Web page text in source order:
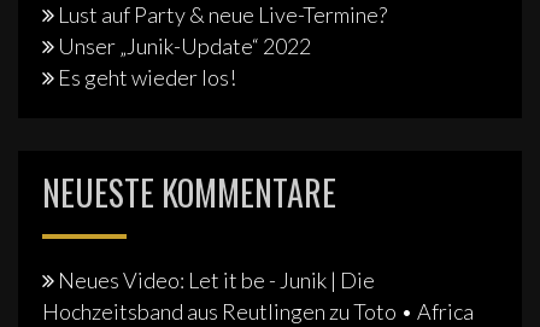
Lust auf Party & neue Live-Termine?
Unser „Junik-Update“ 2022
Es geht wieder los!
NEUESTE KOMMENTARE
Neues Video: Let it be - Junik | Die
Hochzeitsband aus Reutlingen zuToto • Africa